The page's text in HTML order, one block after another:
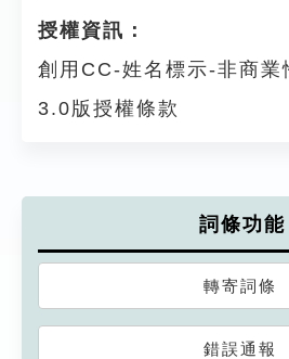
授權資訊：
創用CC-姓名標示-非商業
3.0版授權條款
詞條功能
轉寄詞條
錯誤通報